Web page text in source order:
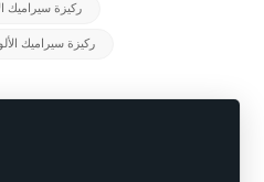
ركيزة سيراميك
96٪ ركيزة سيراميك